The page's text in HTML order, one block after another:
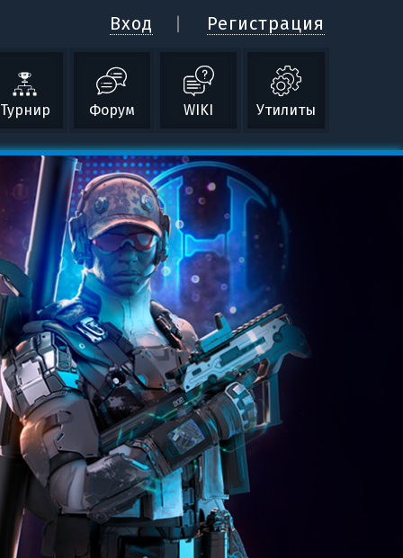
Вход Регистрация
Турнир Форум WIKI Утилиты